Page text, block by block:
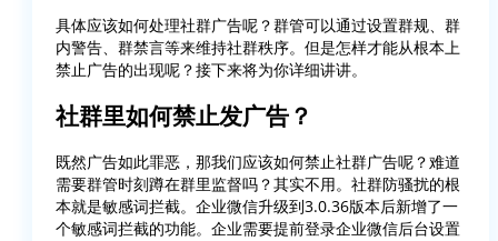
具体应该如何处理社群广告呢？群管可以通过设置群规、群
内警告、群禁言等来维持社群秩序。但是怎样才能从根本上
禁止广告的出现呢？接下来将为你详细讲讲。
社群里如何禁止发广告？
既然广告如此罪恶，那我们应该如何禁止社群广告呢？难道
需要群管时刻蹲在群里监督吗？其实不用。社群防骚扰的根
本就是敏感词拦截。企业微信升级到3.0.36版本后新增了一
个敏感词拦截的功能。企业需要提前登录企业微信后台设置